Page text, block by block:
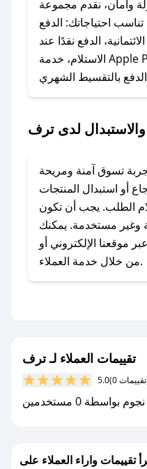
في أسرع وقت ممكن.
### ماذا أفعل إذا لم أجد كود خصم لمتجري
المفضل؟
المفضل، يمكنك
توفير الكوبونات في
ترف؟
حصرية، قم بما
يلي:
- اضغط على أيقونة متابعة لمتجر ترف في تطبيق
صحصح.
- تابع حسابنا الرسمي على تويتر وقم بتفعيل زر
على كل مشترياتك مع
وأمان، نقدم مجموعة
احتياجاتك: الدفع
الدفع نقدًا عند
الاستلام، خدمة Apple Pay، بالإضافة إلى إمكانية
لدى ترف
تسوق آمنة ومريحة
أو استبدال المنتجات
من استلام الطلب. يجب أن تكون
وغير مستخدمة. يمكنك
موقعنا الإلكتروني أو
من خلال خدمة العملاء.
تقييمات العملاء لـ ترف
5.0